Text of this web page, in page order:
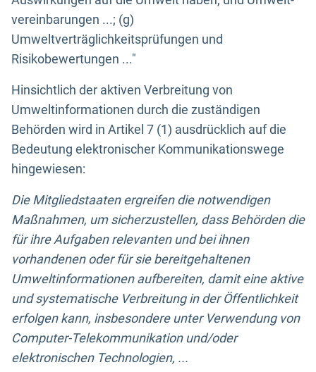
vereinbarungen ...; (g)
Umweltverträglichkeitsprüfungen und
Risikobewertungen ..."
Hinsichtlich der aktiven Verbreitung von
Umweltinformationen durch die zuständigen
Behörden wird in Artikel 7 (1) ausdrücklich auf die
Bedeutung elektronischer Kommunikationswege
hingewiesen:
Die Mitgliedstaaten ergreifen die notwendigen
Maßnahmen, um sicherzustellen, dass Behörden die
für ihre Aufgaben relevanten und bei ihnen
vorhandenen oder für sie bereitgehaltenen
Umweltinformationen aufbereiten, damit eine aktive
und systematische Verbreitung in der Öffentlichkeit
erfolgen kann, insbesondere unter Verwendung von
Computer-Telekommunikation und/oder
elektronischen Technologien, ...